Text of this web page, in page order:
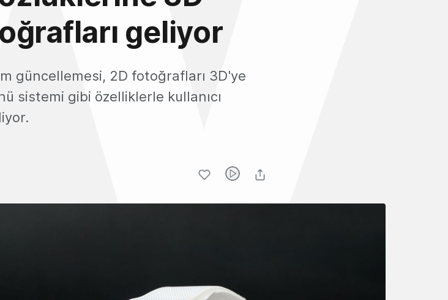
geliyor
güncellemesi, 2D fotoğrafları 3D'ye
sistemi gibi özelliklerle kullanıcı